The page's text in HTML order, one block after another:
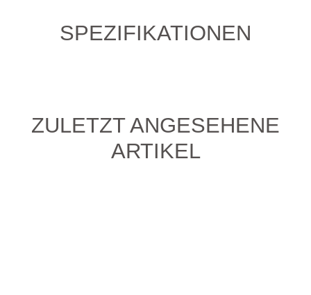
SPEZIFIKATIONEN
ZULETZT ANGESEHENE
ARTIKEL